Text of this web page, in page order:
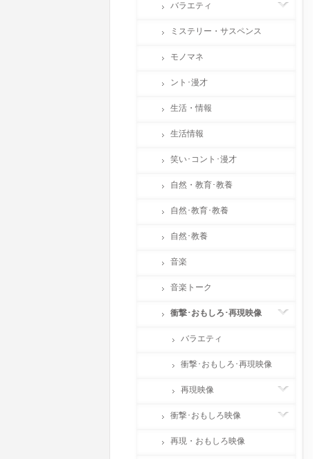
バラエティ
ミステリー・サスペンス
モノマネ
ント･漫才
生活・情報
生活情報
笑い･コント･漫才
自然・教育･教養
自然･教育･教養
自然･教養
音楽
音楽トーク
衝撃･おもしろ･再現映像
バラエティ
衝撃･おもしろ･再現映像
再現映像
衝撃･おもしろ映像
再現・おもしろ映像